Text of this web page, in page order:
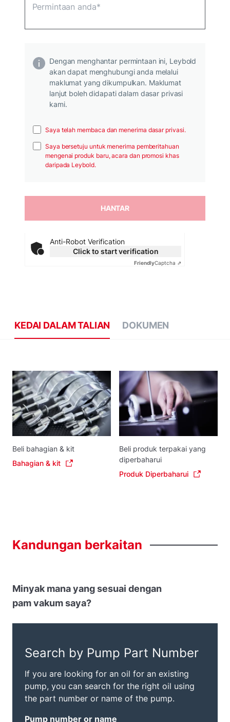
Dengan menghantar permintaan ini, Leybold
akan dapat menghubungi anda melalui
maklumat yang dikumpulkan. Maklumat
lanjut boleh didapati dalam dasar privasi
kami.
Saya telah membaca dan menerima dasar privasi.
Saya bersetuju untuk menerima pemberitahuan
mengenai produk baru, acara dan promosi khas
daripada Leybold.
Anti-Robot Verification
Click to start verification
FriendlyCaptcha ⇗
KEDAI DALAM TALIAN DOKUMEN
Beli bahagian & kit
Bahagian & kit
Beli produk terpakai yang
diperbaharui
Produk Diperbaharui
Kandungan berkaitan
Minyak mana yang sesuai dengan
pam vakum saya?